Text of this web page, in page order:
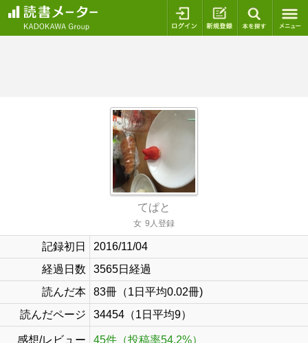
ログイン 新規登録
てぱと
女 9人登録
記録初日
2016/11/04
経過日数
3565日経過
読んだ本
83冊（1日平均0.02冊)
読んだページ
34454（1日平均9）
感想/レビュー 45件（投稿率54.2%）